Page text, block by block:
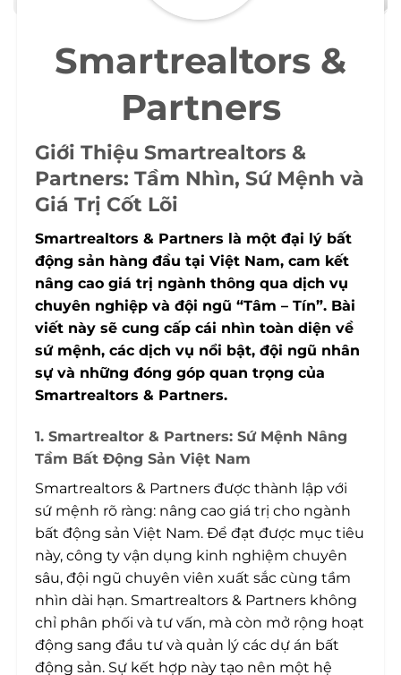
Smartrealtors &
Partners
Giới Thiệu Smartrealtors &
Partners: Tầm Nhìn, Sứ Mệnh và
Giá Trị Cốt Lõi
Smartrealtors & Partners là một đại lý bất
động sản hàng đầu tại Việt Nam, cam kết
nâng cao giá trị ngành thông qua dịch vụ
chuyên nghiệp và đội ngũ “Tâm – Tín”. Bài
viết này sẽ cung cấp cái nhìn toàn diện về
sứ mệnh, các dịch vụ nổi bật, đội ngũ nhân
sự và những đóng góp quan trọng của
Smartrealtors & Partners.
1. Smartrealtor & Partners: Sứ Mệnh Nâng
Tầm Bất Động Sản Việt Nam
Smartrealtors & Partners được thành lập với
sứ mệnh rõ ràng: nâng cao giá trị cho ngành
bất động sản Việt Nam. Để đạt được mục tiêu
này, công ty vận dụng kinh nghiệm chuyên
sâu, đội ngũ chuyên viên xuất sắc cùng tầm
nhìn dài hạn. Smartrealtors & Partners không
chỉ phân phối và tư vấn, mà còn mở rộng hoạt
động sang đầu tư và quản lý các dự án bất
động sản. Sự kết hợp này tạo nên một hệ